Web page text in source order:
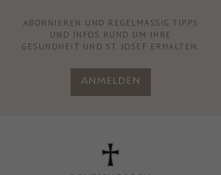
ABONNIEREN UND REGELMÄSSIG TIPPS U
ND INFOS RUND UM IHRE
GESUNDHEIT UND ST. JOSEF ERHALTEN.
Anmelden